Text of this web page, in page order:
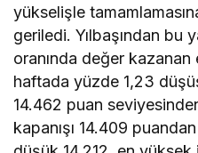
yükselişle
geriledi. Yılbaşından bu
oranında değer
haftada yüzde 1,23
14.462 puan
kapanışı 14.409